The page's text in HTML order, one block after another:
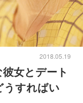
2018.05.19
女とデート
うすればい